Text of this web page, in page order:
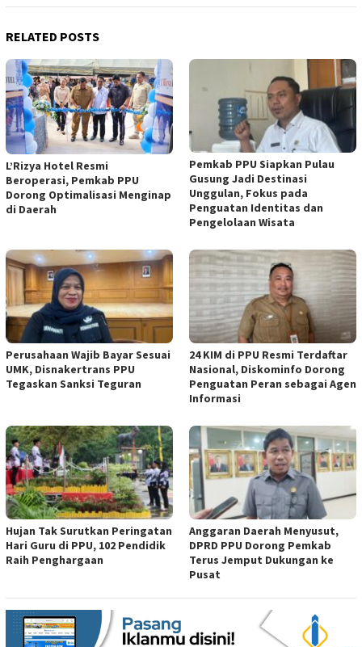
RELATED POSTS
L’Rizya Hotel Resmi
Beroperasi, Pemkab PPU
Dorong Optimalisasi Menginap
di Daerah
Pemkab PPU Siapkan Pulau
Gusung Jadi Destinasi
Unggulan, Fokus pada
Penguatan Identitas dan
Pengelolaan Wisata
Perusahaan Wajib Bayar Sesuai
UMK, Disnakertrans PPU
Tegaskan Sanksi Teguran
24 KIM di PPU Resmi Terdaftar
Nasional, Diskominfo Dorong
Penguatan Peran sebagai Agen
Informasi
Hujan Tak Surutkan Peringatan
Hari Guru di PPU, 102 Pendidik
Raih Penghargaan
Anggaran Daerah Menyusut,
DPRD PPU Dorong Pemkab
Terus Jemput Dukungan ke
Pusat